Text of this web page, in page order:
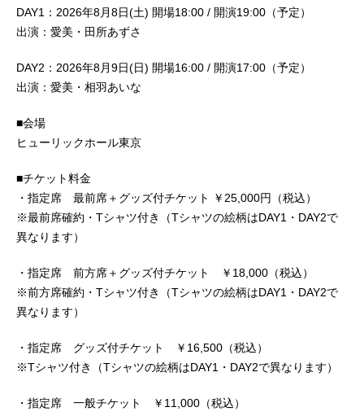
DAY1：2026年8月8日(土) 開場18:00 / 開演19:00（予定）
出演：愛美・田所あずさ
DAY2：2026年8月9日(日) 開場16:00 / 開演17:00（予定）
出演：愛美・相羽あいな
■会場
ヒューリックホール東京
■チケット料金
・指定席 最前席＋グッズ付チケット ￥25,000円（税込）
※最前席確約・Tシャツ付き（Tシャツの絵柄はDAY1・DAY2で
異なります）
・指定席 前方席＋グッズ付チケット ￥18,000（税込）
※前方席確約・Tシャツ付き（Tシャツの絵柄はDAY1・DAY2で
異なります）
・指定席 グッズ付チケット ￥16,500（税込）
※Tシャツ付き（Tシャツの絵柄はDAY1・DAY2で異なります）
・指定席 一般チケット ￥11,000（税込）